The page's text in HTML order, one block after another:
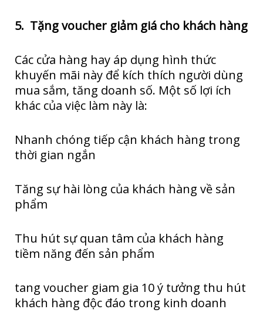
5. Tặng voucher giảm giá cho khách hàng
Các cửa hàng hay áp dụng hình thức
khuyến mãi này để kích thích người dùng
mua sắm, tăng doanh số. Một số lợi ích
khác của việc làm này là:
Nhanh chóng tiếp cận khách hàng trong
thời gian ngắn
Tăng sự hài lòng của khách hàng về sản
phẩm
Thu hút sự quan tâm của khách hàng
tiềm năng đến sản phẩm
tang voucher giam gia 10 ý tưởng thu hút
khách hàng độc đáo trong kinh doanh